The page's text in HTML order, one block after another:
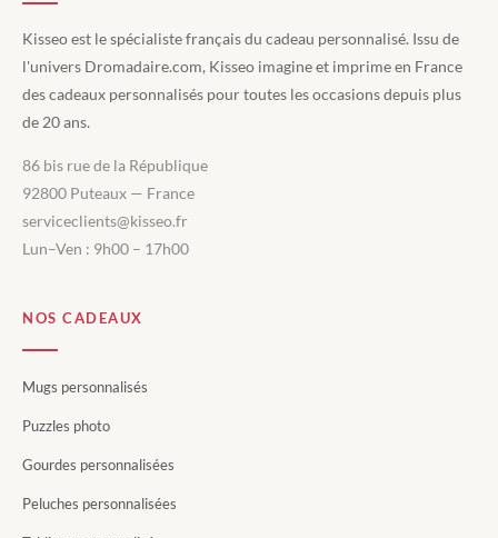
Kisseo est le spécialiste français du cadeau personnalisé. Issu de
l'univers Dromadaire.com, Kisseo imagine et imprime en France
des cadeaux personnalisés pour toutes les occasions depuis plus
de 20 ans.
86 bis rue de la République
92800 Puteaux — France
serviceclients@kisseo.fr
Lun–Ven : 9h00 – 17h00
NOS CADEAUX
Mugs personnalisés
Puzzles photo
Gourdes personnalisées
Peluches personnalisées